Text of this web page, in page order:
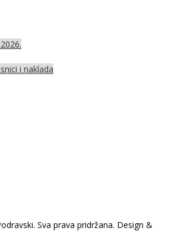
i naklada
Sva prava pridržana. Design &